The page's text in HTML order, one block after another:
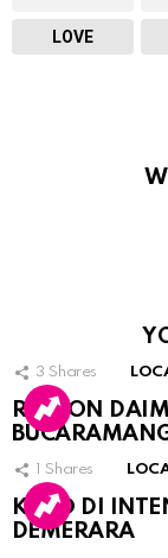
LOVE
3 Shares
RINCON
Shares
KASO DI
DEMERARA